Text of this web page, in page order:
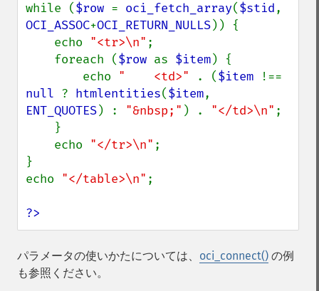
while ($row = oci_fetch_array($stid
OCI_ASSOC+OCI_RETURN_NULLS)) {
    echo
"<tr>\n" ;
    foreach (
$row as $item) {
        echo
"    <td>" . ($item
null ? htmlentities($item
ENT_QUOTES) : "&nbsp;" ) . "</td>\n" ;
    echo
"</tr>\n" ;
}
echo "</table>\n" ;
?>
パラメータの使いかたについては、 oci_connect() の例
も参照ください。